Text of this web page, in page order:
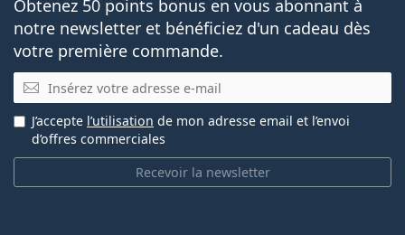
Obtenez 50 points bonus en vous abonnant à
notre newsletter et bénéficiez d'un cadeau dès
votre première commande.
E-mail
Recevoir la newsletter
J’accepte l’utilisation de mon adresse email et l’envoi
d’offres commerciales